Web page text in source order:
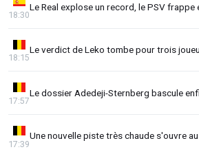
Le Real explose un record, le PSV frappe
18:30
Le verdict de Leko tombe pour trois
18:15
Le dossier Adedeji-Sternberg bascule
17:57
Une nouvelle piste très chaude s'ouvre
17:39